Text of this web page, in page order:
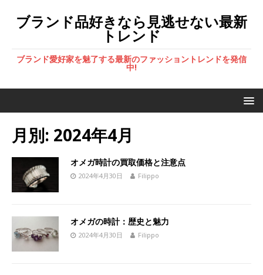
ブランド品好きなら見逃せない最新
トレンド
ブランド愛好家を魅了する最新のファッショントレンドを発信
中!
月別: 2024年4月
オメガ時計の買取価格と注意点
2024年4月30日 Filippo
オメガの時計：歴史と魅力
2024年4月30日 Filippo